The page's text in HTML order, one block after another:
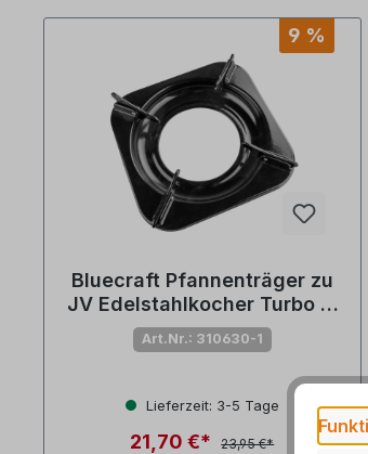
9 %
Bluecraft Pfannenträger zu
JV Edelstahlkocher Turbo 1-
und 2-flammig (Nr. 805194)
Art.Nr.: 310630-1
Lieferzeit: 3-5 Tage
21,70 €* 23,95 €*